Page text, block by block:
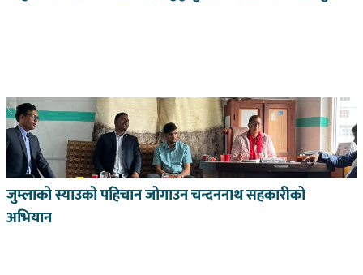
जुम्लाको स्याउको पहिचान जोगाउन चन्दननाथ सहकारीको
अभियान